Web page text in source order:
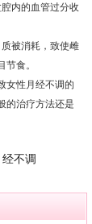
内的血管过分收
被消耗，致使雌
食。
女性月经不调的
的治疗方法还是
不调